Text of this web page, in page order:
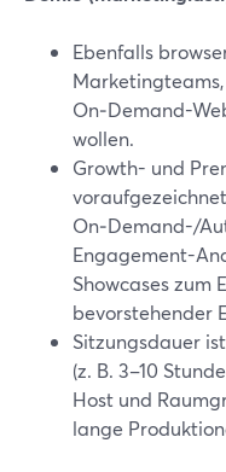
Ebenfalls
On‑Demand-
wollen.
Growth- und
On‑Demand-/
Engagement-
Showcases zum
bevorstehender
Sitzungsdauer
(z. B. 3–10
Host und
lange